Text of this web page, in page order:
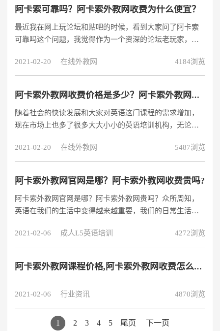
官网看了一下，
http://www.acadsoc.com.cn/lps/content/ystf_test.htm?
search=10
阿卡索可靠吗？阿卡索外教网收费为什么便宜？
最近我在网上玩论坛和贴吧的时候，看到大家问了阿卡索
可靠吗这个问题，我觉得作为一个资深的论坛老玩家，我
有进行英语培训过，所以我也想给我的学员报名阿卡索，
对阿卡索算是有过一些了解。听说阿卡索是一个比较大的
也希望想给学员报名英语培训的家长可以参考下。
2021-02-20 在线外教网 4184浏览
阿卡索外教网收费价格是多少？阿卡索外教网为什么便宜？
随着社会的快读发展和大家对英语这门课程的需求增加，
现在市场上也多了很多大大小小的英语培训机构，无论是
长们挑花了眼睛，不知道哪个英语佩顿机构才比较适合自
家学员，我看了一下大家推荐的培训机构是阿卡索外教
来了解一下吧。
2021-02-20 在线外教网 5487浏览
阿卡索外教网官网是哪？阿卡索外教网收费贵吗?
阿卡索外教网官网是哪？阿卡索外教网贵吗？众所周知，
英语在我们的生活中变得越来越重要，我们的日常生活中
2021-02-06
成人L5英语培训 4272浏览
阿卡索外教网课程价格,阿卡索外教网收费怎么样?
2021-02-06 行业资讯 4870浏览
1 2 3 4 5 尾页 下一页